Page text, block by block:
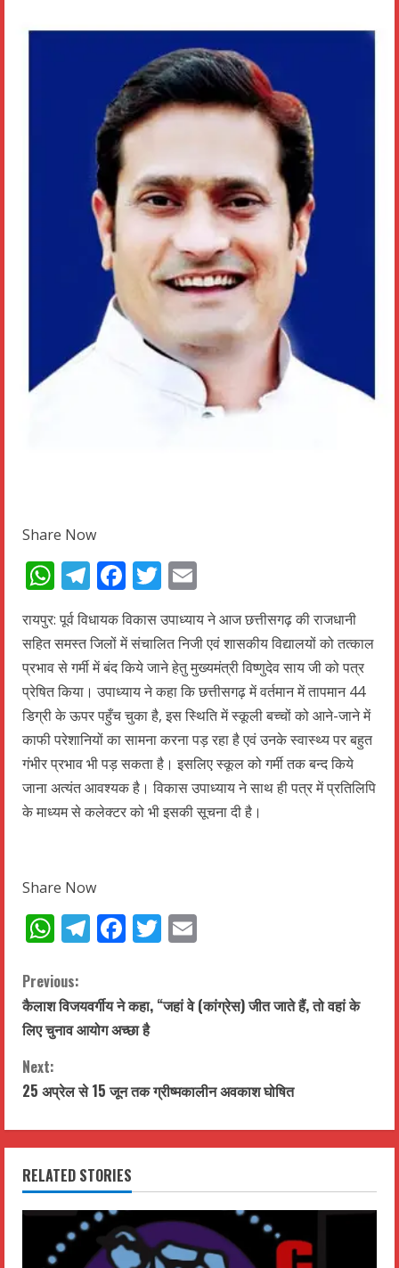
Share Now
WhatsApp
Telegram
Facebook
Twitter
रायपुर: पूर्व विधायक विकास उपाध्याय ने आज छत्तीसगढ़ की राजधानी
सहित समस्त जिलों में संचालित निजी एवं शासकीय विद्यालयों को तत्काल
प्रभाव से गर्मी में बंद किये जाने हेतु मुख्यमंत्री विष्णुदेव साय जी को पत्र
प्रेषित किया। उपाध्याय ने कहा कि छत्तीसगढ़ में वर्तमान में तापमान 44
डिग्री के ऊपर पहुँच चुका है, इस स्थिति में स्कूली बच्चों को आने-जाने में
काफी परेशानियों का सामना करना पड़ रहा है एवं उनके स्वास्थ्य पर बहुत
गंभीर प्रभाव भी पड़ सकता है। इसलिए स्कूल को गर्मी तक बन्द किये
जाना अत्यंत आवश्यक है। विकास उपाध्याय ने साथ ही पत्र में प्रतिलिपि
के माध्यम से कलेक्टर को भी इसकी सूचना दी है।
Share Now
WhatsApp
Telegram
Facebook
Twitter
C
o
n
t
i
n
u
Previous:
कैलाश विजयवर्गीय ने कहा, “जहां वे (कांग्रेस) जीत जाते हैं, तो वहां के
लिए चुनाव आयोग अच्छा है
Next:
25 अप्रेल से 15 जून तक ग्रीष्मकालीन अवकाश घोषित
RELATED STORIES